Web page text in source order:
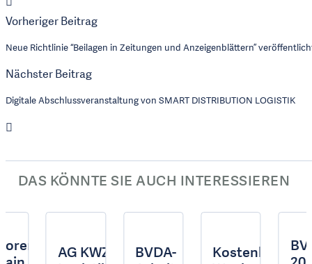
Vorheriger Beitrag
Neue Richtlinie “Beilagen in Zeitungen und Anzeigenblättern”
Nächster Beitrag
Digitale Abschlussveranstaltung von SMART DISTRIBUTION LOGISTIK
DAS KÖNNTE SIE AUCH INTERESSIEREN
AG KWZ in Berlin:
BVDA-
Kostenlose